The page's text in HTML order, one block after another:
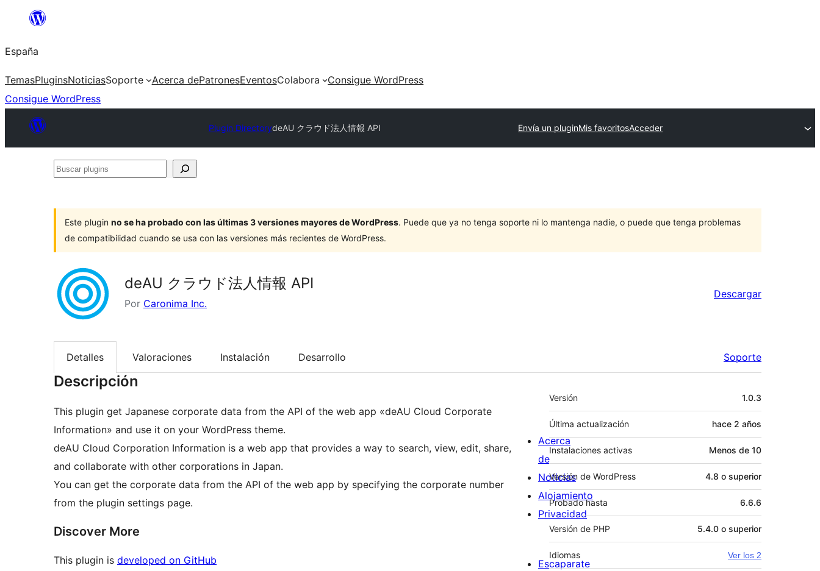
Saltar
contenido
España
TemasPluginsNoticiasSoporte Acerca dePatronesEventosColabora
Consigue WordPress
Consigue WordPress
Plugin DirectorydeAU クラウド法人情報 API Envía un pluginMis favoritosAcceder
Buscar
Este plugin no se ha probado con las últimas 3 versiones mayores de WordPress. Puede que ya no tenga soporte ni lo mantenga nadie, o puede que tenga problemas
de compatibilidad cuando se usa con las versiones más recientes de WordPress.
deAU クラウド法人情報 API
Por Caronima Inc.
Descargar
Detalles Valoraciones Instalación Desarrollo Soporte
Descripción
This plugin get Japanese corporate data from the API of the web app «deAU Cloud Corporate
Information» and use it on your WordPress theme.
deAU Cloud Corporation Information is a web app that provides a way to search, view, edit, share,
and collaborate with other corporations in Japan.
You can get the corporate data from the API of the web app by specifying the corporate number
from the plugin settings page.
Discover More
This plugin is developed on GitHub
Meta
Versión 1.0.3
Última actualización hace 2 años
Instalaciones activas Menos de 10
Versión de WordPress 4.8 o superior
Probado hasta 6.6.6
Versión de PHP 5.4.0 o superior
Idiomas Ver los 2
Acerca
de
Noticias
Alojamiento
Privacidad
Escaparate